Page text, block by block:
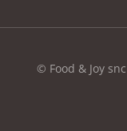
© Food & Joy